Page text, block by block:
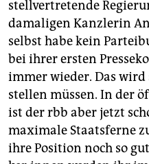
stellvertretende
damaligen Kanzlerin
selbst habe kein
bei ihrer ersten
immer wieder. Das wird
stellen müssen. In der
ist der rbb aber jetzt
maximale Staatsferne
ihre Position noch so